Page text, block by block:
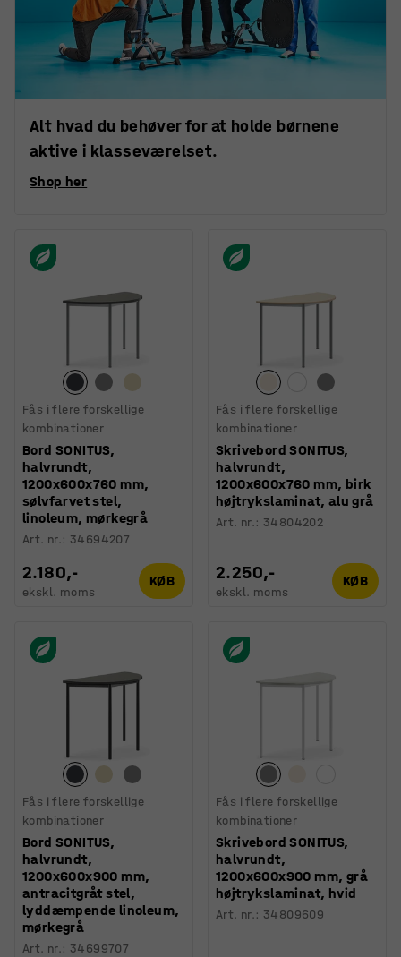
Alt hvad du behøver for at holde børnene
aktive i klasseværelset.
Shop her
Fås i flere forskellige
kombinationer
Bord SONITUS,
halvrundt,
1200x600x760 mm,
sølvfarvet stel,
linoleum, mørkegrå
Art. nr.: 34694207
2.180,-
ekskl. moms
KØB
Fås i flere forskellige
kombinationer
Skrivebord SONITUS,
halvrundt,
1200x600x760 mm, birk
højtrykslaminat, alu grå
Art. nr.: 34804202
2.250,-
ekskl. moms
KØB
Fås i flere forskellige
kombinationer
Bord SONITUS,
halvrundt,
1200x600x900 mm,
antracitgråt stel,
lyddæmpende linoleum,
mørkegrå
Art. nr.: 34699707
Fås i flere forskellige
kombinationer
Skrivebord SONITUS,
halvrundt,
1200x600x900 mm, grå
højtrykslaminat, hvid
Art. nr.: 34809609